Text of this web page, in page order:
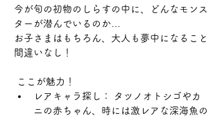
今が旬の初物のしらすの中に、どんなモンス
ターが潜んでいるのか…
お子さまはもちろん、大人も夢中になること
間違いなし！
ここが魅力！
レアキャラ探し： タツノオトシゴやカ
ニの赤ちゃん、時には激レアな深海魚の